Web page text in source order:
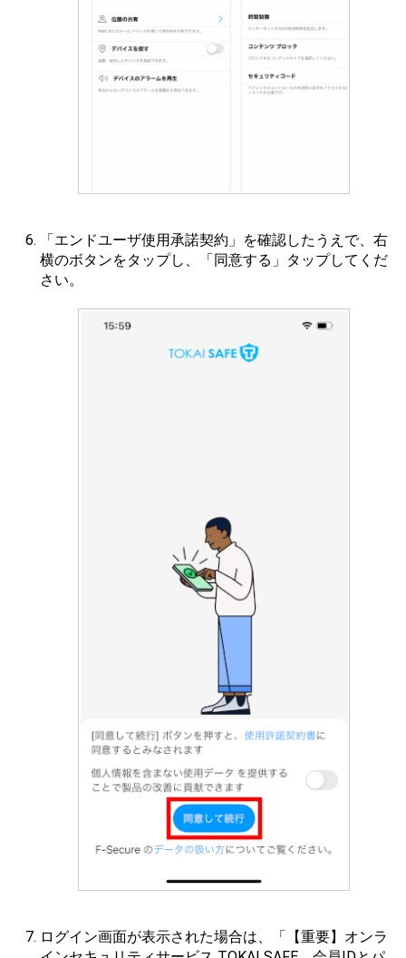
「エンドユーザ使用承諾契約」を確認したうえで、右
横のボタンをタップし、「同意する」タップしてくだ
さい。
ログイン画面が表示された場合は、「【重要】オンラ